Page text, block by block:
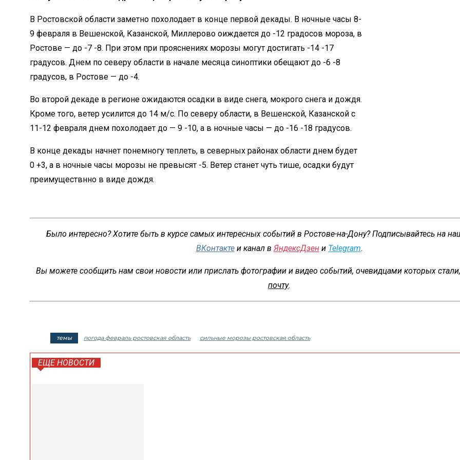
В Ростовской области заметно похолодает в конце первой декады. В ночные часы 8-
9 февраля в Вешенской, Казанской, Миллерово оиждается до -12 градосов мороза, в
Ростове — до -7 -8. При этом при прояснениях морозы могут достигать -14 -17
градусов. Днем по северу области в начале месяца синоптики обещают до -6 -8
градусов, в Ростове — до -4.
Во второй декаде в регионе ожидаются осадки в виде снега, мокрого снега и дождя.
Кроме того, ветер усилится до 14 м/c. По северу области, в Вешенской, Казанской с
11-12 февраля днем похолодает до — 9 -10, а в ночные часы — до -16 -18 градусов.
В конце декады начнет понемногу теплеть, в северных районах области днем будет
0 +3, а в ночные часы морозы не превысят -5. Ветер станет чуть тише, осадки будут
преимуществнно в виде дождя.
Было интересно? Хотите быть в курсе самых интересных событий в Ростове-на-Дону? Подписывайтесь на
ВКонтактеи канал в ЯндексДзени Telegram.
Вы можете сообщить нам свои новости или прислать фотографии и видео событий, очевидцами которых
почту.
темы погода февраль ростовская область сильные морозы ростовская область
ЕЩЕ НОВОСТИ